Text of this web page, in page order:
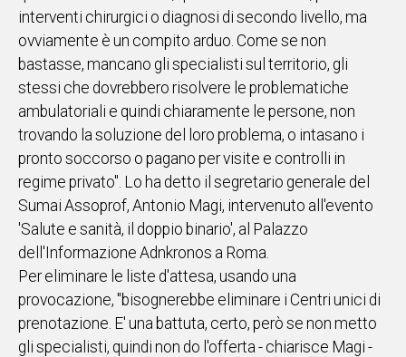
VIDEO
UNISCITI
AL CANALE
WHATSAPP
Social
interventi chirurgici o diagnosi di secondo livello, ma
ovviamente è un compito arduo. Come se non
bastasse, mancano gli specialisti sul territorio, gli
stessi che dovrebbero risolvere le problematiche
ambulatoriali e quindi chiaramente le persone, non
trovando la soluzione del loro problema, o intasano i
pronto soccorso o pagano per visite e controlli in
regime privato". Lo ha detto il segretario generale del
Sumai Assoprof, Antonio Magi, intervenuto all'evento
'Salute e sanità, il doppio binario', al Palazzo
dell'Informazione Adnkronos a Roma.
Per eliminare le liste d'attesa, usando una
provocazione, "bisognerebbe eliminare i Centri unici di
prenotazione. E' una battuta, certo, però se non metto
gli specialisti, quindi non do l'offerta - chiarisce Magi -